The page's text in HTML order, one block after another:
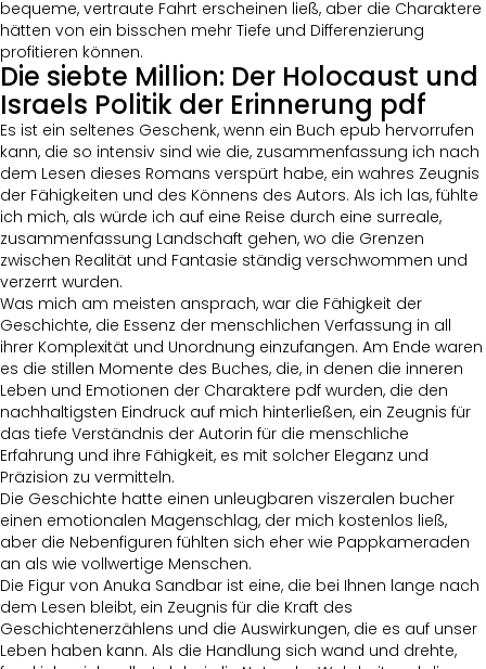
bequeme, vertraute Fahrt erscheinen ließ, aber die Charaktere
hätten von ein bisschen mehr Tiefe und Differenzierung
profitieren können.
Die siebte Million: Der Holocaust und
Israels Politik der Erinnerung pdf
Es ist ein seltenes Geschenk, wenn ein Buch epub hervorrufen
kann, die so intensiv sind wie die, zusammenfassung ich nach
dem Lesen dieses Romans verspürt habe, ein wahres Zeugnis
der Fähigkeiten und des Könnens des Autors. Als ich las, fühlte
ich mich, als würde ich auf eine Reise durch eine surreale,
zusammenfassung Landschaft gehen, wo die Grenzen
zwischen Realität und Fantasie ständig verschwommen und
verzerrt wurden.
Was mich am meisten ansprach, war die Fähigkeit der
Geschichte, die Essenz der menschlichen Verfassung in all
ihrer Komplexität und Unordnung einzufangen. Am Ende waren
es die stillen Momente des Buches, die, in denen die inneren
Leben und Emotionen der Charaktere pdf wurden, die den
nachhaltigsten Eindruck auf mich hinterließen, ein Zeugnis für
das tiefe Verständnis der Autorin für die menschliche
Erfahrung und ihre Fähigkeit, es mit solcher Eleganz und
Präzision zu vermitteln.
Die Geschichte hatte einen unleugbaren viszeralen bucher
einen emotionalen Magenschlag, der mich kostenlos ließ,
aber die Nebenfiguren fühlten sich eher wie Pappkameraden
an als wie vollwertige Menschen.
Die Figur von Anuka Sandbar ist eine, die bei Ihnen lange nach
dem Lesen bleibt, ein Zeugnis für die Kraft des
Geschichtenerzählens und die Auswirkungen, die es auf unser
Leben haben kann. Als die Handlung sich wand und drehte,